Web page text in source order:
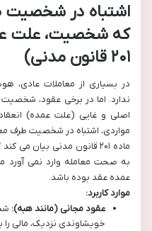
اشتباه در شخصیت
که شخصیت، علت
۲۰۱ قانون مدنی)
در بسیاری از معاملات عادی،
ندارد. اما در برخی عقود،
اصلی و غایی (علت عمده)
مواردی، اشتباه در شخصیت طرف
ماده ۲۰۱ قانون مدنی بیان
به صحت معامله وارد نمی
عمده عقد بوده باشد.
موارد کاربرد:
عقود مجانی (مانند هبه):
خویشاوندی نزدیک، مالی را